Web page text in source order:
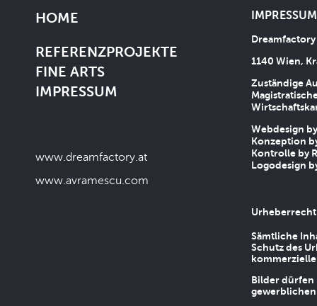
HOME
REFERENZPROJEKTE
FINE ARTS
IMPRESSUM
www.dreamfactory.at
www.avramescu.com
1140 Wien,
Zuständige
Webdesign
Konzeption
Kontrolle by
Logodesign
Urheberrecht
Sämtliche
Schutz des
Bilder dürfen